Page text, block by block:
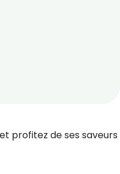
profitez de ses saveurs